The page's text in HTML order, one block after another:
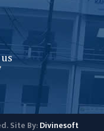
Site By:Divinesoft